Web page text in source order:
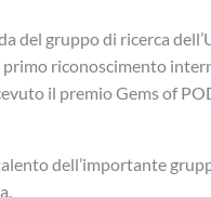
del gruppo di ricerca
riconoscimento
il premio Gems of
dell’importante